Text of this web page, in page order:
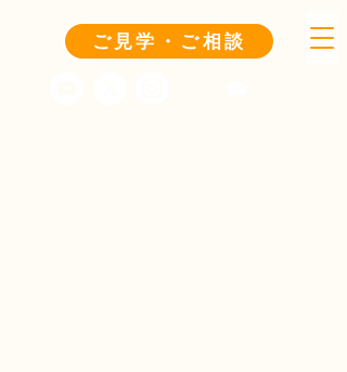
ご見学・ご相談